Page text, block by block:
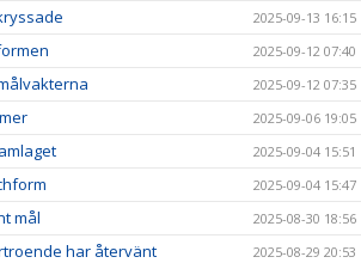
2025-09-13 16:15
2025-09-12 07:40
2025-09-12 07:35
2025-09-06 19:05
2025-09-04 15:51
2025-09-04 15:47
mål 2025-08-30 18:56
har återvänt 2025-08-29 20:53